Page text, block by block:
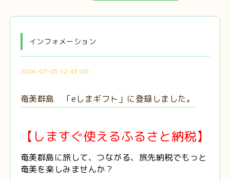
インフォメーション
2024-07-03 12:43:00
奄美群島 「eしまギフト」に登録しました。
【しますぐ使えるふるさと納税】
奄美群島に旅して、つながる、旅先納税でもっと
奄美を楽しみませんか？